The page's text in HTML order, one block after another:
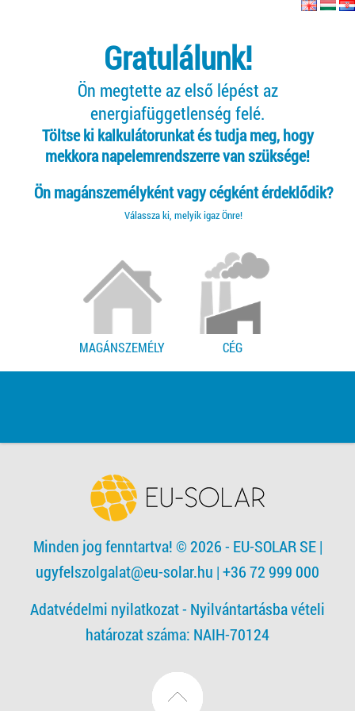
Gratulálunk!
Ön megtette az első lépést az
energiafüggetlenség felé.
Töltse ki kalkulátorunkat és tudja meg, hogy
mekkora napelemrendszerre van szüksége!
Ön magánszemélyként vagy cégként érdeklődik?
Válassza ki, melyik igaz Önre!
MAGÁNSZEMÉLY CÉG
Minden jog fenntartva! © 2026 - EU-SOLAR SE|
ugyfelszolgalat@eu-solar.hu | +36 72 999 000
Adatvédelmi nyilatkozat - Nyilvántartásba vételi
határozat száma: NAIH-70124